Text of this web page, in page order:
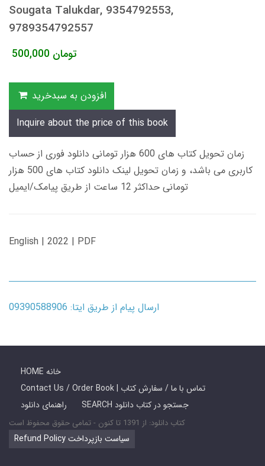
Sougata Talukdar, 9354792553,
9789354792557
500,000 تومان
افزودن به سبدخرید
Inquire about the price of this book
زمان تحویل کتاب های 600 هزار تومانی دانلود فوری از حساب
کاربری می باشد، و زمان تحویل لینک دانلود کتاب های 500 هزار
تومانی حداکثر 12 ساعت از طریق پیامک/ایمیل
English | 2022 | PDF
ارسال پیام از طریق ایتا: 09390588906
HOME خانه
Contact Us / Order Book | تماس با ما / سفارش کتاب
راهنمای دانلود
SEARCH جستجو در کتاب دانلود
کتاب دانلود: از 1391 تا کنون - تمامی حقوق محفوظ است
Refund Policy سیاست بازپرداخت